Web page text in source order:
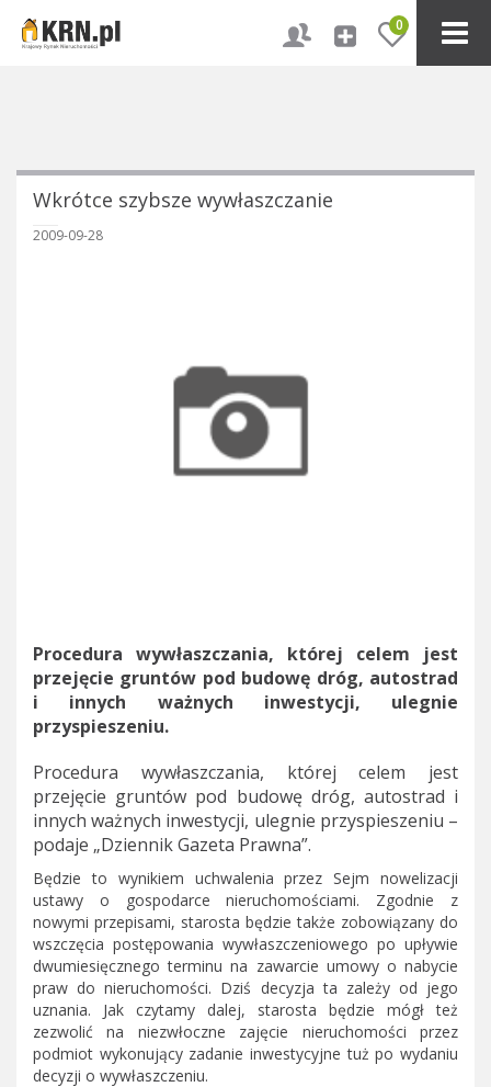
0
Wkrótce szybsze wywłaszczanie
2009-09-28
Procedura wywłaszczania, której celem jest
przejęcie gruntów pod budowę dróg, autostrad
i innych ważnych inwestycji, ulegnie
przyspieszeniu.
Procedura wywłaszczania, której celem jest
przejęcie gruntów pod budowę dróg, autostrad i
innych ważnych inwestycji, ulegnie przyspieszeniu –
podaje „Dziennik Gazeta Prawna”.
Będzie to wynikiem uchwalenia przez Sejm nowelizacji
ustawy o gospodarce nieruchomościami. Zgodnie z
nowymi przepisami, starosta będzie także zobowiązany do
wszczęcia postępowania wywłaszczeniowego po upływie
dwumiesięcznego terminu na zawarcie umowy o nabycie
praw do nieruchomości. Dziś decyzja ta zależy od jego
uznania. Jak czytamy dalej, starosta będzie mógł też
zezwolić na niezwłoczne zajęcie nieruchomości przez
podmiot wykonujący zadanie inwestycyjne tuż po wydaniu
decyzji o wywłaszczeniu.